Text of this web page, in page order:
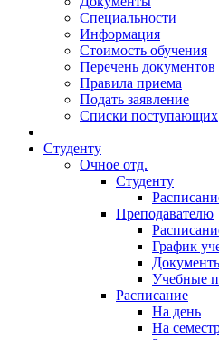
Специальности
Информация
Стоимость обучения
Перечень документов
Правила приема
Подать заявление
Списки поступающих
Студенту
Очное отд.
Студенту
Преподавателю
График
Учебные
Расписание
На день
На